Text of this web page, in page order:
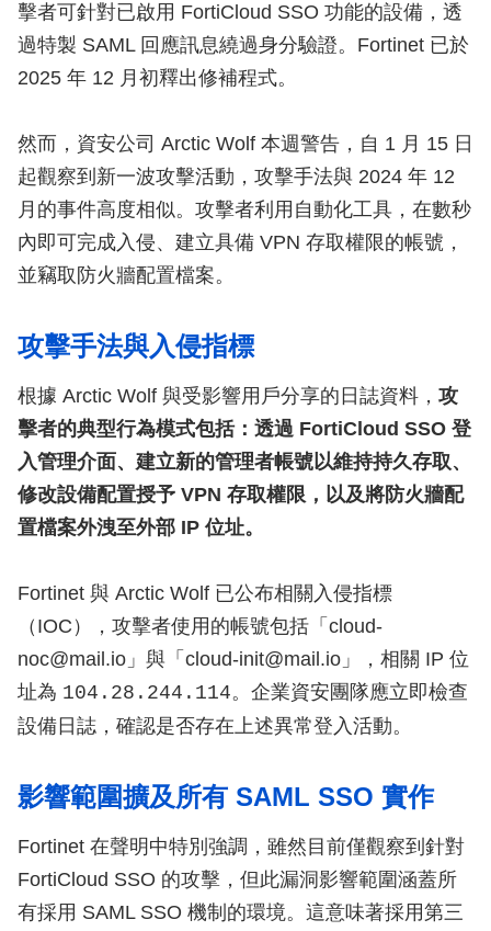
擊者可針對已啟用 FortiCloud SSO 功能的設備，透
過特製 SAML 回應訊息繞過身分驗證。Fortinet 已於
2025 年 12 月初釋出修補程式。
然而，資安公司 Arctic Wolf 本週警告，自 1 月 15 日
起觀察到新一波攻擊活動，攻擊手法與 2024 年 12
月的事件高度相似。攻擊者利用自動化工具，在數秒
內即可完成入侵、建立具備 VPN 存取權限的帳號，
並竊取防火牆配置檔案。
攻擊手法與入侵指標
根據 Arctic Wolf 與受影響用戶分享的日誌資料， 攻
擊者的典型行為模式包括：透過 FortiCloud SSO 登
入管理介面、建立新的管理者帳號以維持持久存取、
修改設備配置授予 VPN 存取權限，以及將防火牆配
置檔案外洩至外部 IP 位址。
Fortinet 與 Arctic Wolf 已公布相關入侵指標
（IOC），攻擊者使用的帳號包括「cloud-
noc@mail.io」與「cloud-init@mail.io」，相關 IP 位
址為 104.28.244.114。企業資安團隊應立即檢查
設備日誌，確認是否存在上述異常登入活動。
影響範圍擴及所有 SAML SSO 實作
Fortinet 在聲明中特別強調，雖然目前僅觀察到針對
FortiCloud SSO 的攻擊，但此漏洞影響範圍涵蓋所
有採用 SAML SSO 機制的環境。這意味著採用第三